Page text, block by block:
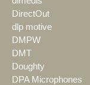
DirectOut
dlp motive
DMPW
DMT
Doughty
DPA Microphones